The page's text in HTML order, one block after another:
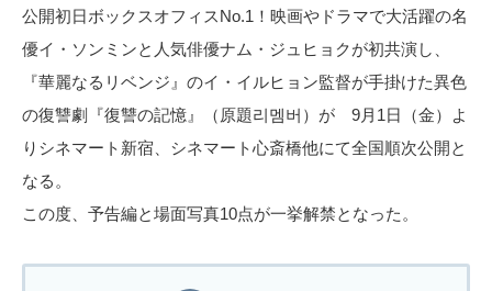
公開初日ボックスオフィスNo.1！映画やドラマで大活躍の名
優イ・ソンミンと人気俳優ナム・ジュヒョクが初共演し、
『華麗なるリベンジ』のイ・イルヒョン監督が手掛けた異色
の復讐劇『復讐の記憶』（原題리멤버）が 9月1日（金）よ
りシネマート新宿、シネマート心斎橋他にて全国順次公開と
なる。
この度、予告編と場面写真10点が一挙解禁となった。